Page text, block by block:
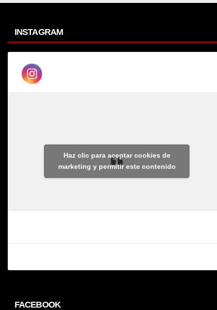
INSTAGRAM
Haz clic para aceptar cookies de
marketing y permitir este contenido
FACEBOOK